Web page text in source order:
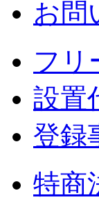
お問
フリ
設置
登録
特商